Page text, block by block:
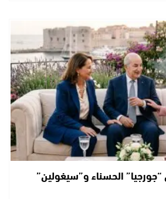
الحسناء و”سيغولين”